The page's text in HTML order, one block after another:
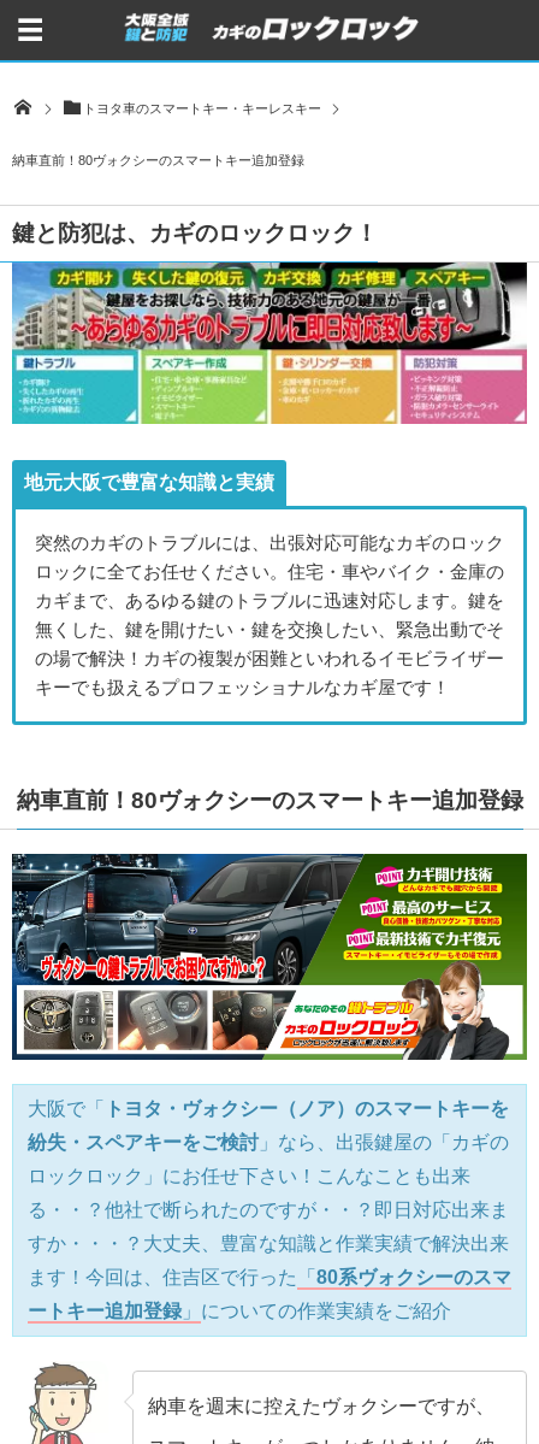
トヨタ車のスマートキー・キーレスキー
納車直前！80ヴォクシーのスマートキー追加登録
鍵と防犯は、カギのロックロック！
地元大阪で豊富な知識と実績
突然のカギのトラブルには、出張対応可能なカギのロック
ロックに全てお任せください。住宅・車やバイク・金庫の
カギまで、あるゆる鍵のトラブルに迅速対応します。鍵を
無くした、鍵を開けたい・鍵を交換したい、緊急出動でそ
の場で解決！カギの複製が困難といわれるイモビライザー
キーでも扱えるプロフェッショナルなカギ屋です！
納車直前！80ヴォクシーのスマートキー追加登録
大阪で「
トヨタ・ヴォクシー（ノア）のスマートキーを
紛失・スペアキーをご検討 」なら、出張鍵屋の「カギの
ロックロック」にお任せ下さい！こんなことも出来
る・・？他社で断られたのですが・・？即日対応出来ま
すか・・・？大丈夫、豊富な知識と作業実績で解決出来
ます！今回は、住吉区で行った
「 80系ヴォクシーのスマ
ートキー追加登録 」 についての作業実績をご紹介
納車を週末に控えたヴォクシーですが、